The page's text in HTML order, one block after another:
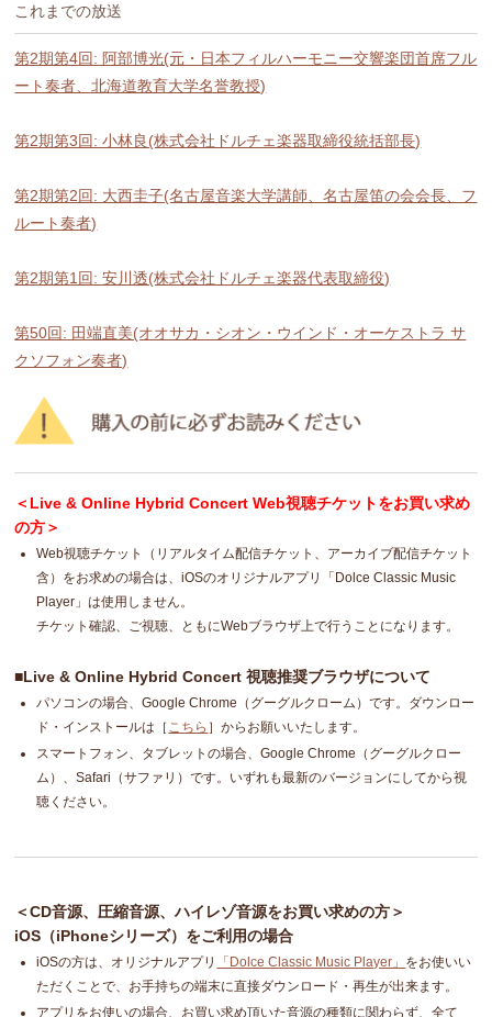
これまでの放送
第2期第4回: 阿部博光(元・日本フィルハーモニー交響楽団首席フル
ート奏者、北海道教育大学名誉教授)
第2期第3回: 小林良(株式会社ドルチェ楽器取締役統括部長)
第2期第2回: 大西圭子(名古屋音楽大学講師、名古屋笛の会会長、フ
ルート奏者)
第2期第1回: 安川透(株式会社ドルチェ楽器代表取締役)
第50回: 田端直美(オオサカ・シオン・ウインド・オーケストラ サ
クソフォン奏者)
＜Live & Online Hybrid Concert Web視聴チケットをお買い求め
の方＞
Web視聴チケット（リアルタイム配信チケット、アーカイブ配信チケット
含）をお求めの場合は、iOSのオリジナルアプリ「Dolce Classic Music
Player」は使用しません。
チケット確認、ご視聴、ともにWebブラウザ上で行うことになります。
■Live & Online Hybrid Concert 視聴推奨ブラウザについて
パソコンの場合、Google Chrome（グーグルクローム）です。ダウンロー
ド・インストールは［ こちら ］からお願いいたします。
スマートフォン、タブレットの場合、Google Chrome（グーグルクロー
ム）、Safari（サファリ）です。いずれも最新のバージョンにしてから視
聴ください。
＜CD音源、圧縮音源、ハイレゾ音源をお買い求めの方＞
iOS（iPhoneシリーズ）をご利用の場合
iOSの方は、オリジナルアプリ 「Dolce Classic Music Player」 をお使いい
ただくことで、お手持ちの端末に直接ダウンロード・再生が出来ます。
アプリをお使いの場合、お買い求め頂いた音源の種類に関わらず、全て